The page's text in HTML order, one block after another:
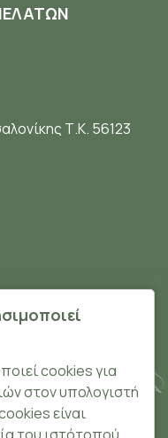
Τ.Κ. 56123
cookies για
στον υπολογιστή
είναι